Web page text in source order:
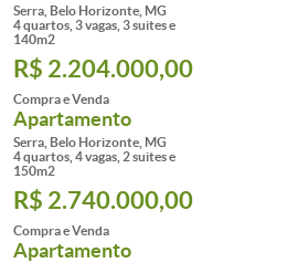
Serra, Belo Horizonte, MG
4 quartos, 3 vagas, 3 suites e
140m2
R$ 2.204.000,00
Compra e Venda
Apartamento
Serra, Belo Horizonte, MG
4 quartos, 4 vagas, 2 suites e
150m2
R$ 2.740.000,00
Compra e Venda
Apartamento